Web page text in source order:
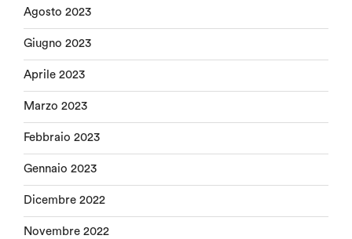
Agosto 2023
Giugno 2023
Aprile 2023
Marzo 2023
Febbraio 2023
Gennaio 2023
Dicembre 2022
Novembre 2022